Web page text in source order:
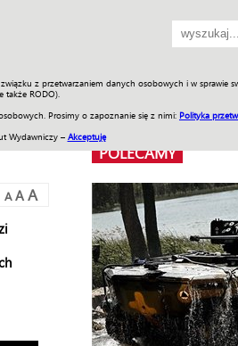
z przetwarzaniem danych osobowych i w sprawie
RODO).
Prosimy o zapoznanie się z nimi: Polityka
Wydawniczy – Akceptuję
ENGLISH SKLEP Jednodniówki
A A A
POLECAMY